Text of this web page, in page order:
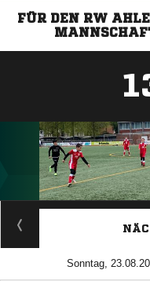
FÜR DEN RW
Sonntag,